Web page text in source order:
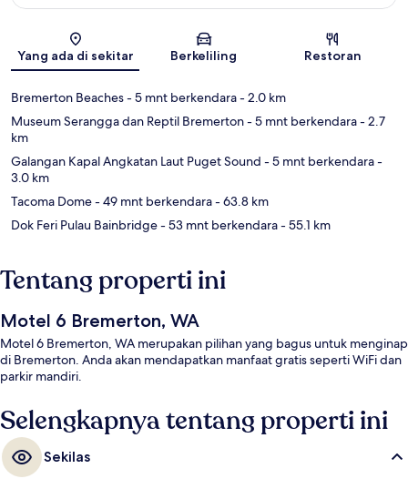
Peta
Yang ada di sekitar Berkeliling Restoran
Bremerton Beaches- 5 mnt berkendara- 2.0 km
Museum Serangga dan Reptil Bremerton- 5 mnt berkendara- 2.7
km
Galangan Kapal Angkatan Laut Puget Sound - 5 mnt berkendara-
3.0 km
Tacoma Dome- 49 mnt berkendara- 63.8 km
Dok Feri Pulau Bainbridge- 53 mnt berkendara- 55.1 km
Tentang properti ini
Motel 6 Bremerton, WA
Motel 6 Bremerton, WA merupakan pilihan yang bagus untuk menginap
di Bremerton. Anda akan mendapatkan manfaat gratis seperti WiFi dan
parkir mandiri.
Selengkapnya tentang properti ini
Sekilas